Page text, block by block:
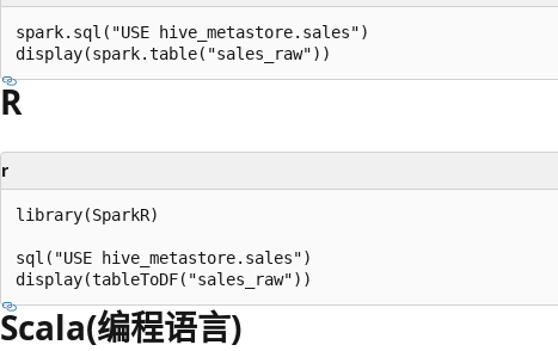
spark.sql("USE hive_metastore.sales")
R
r
library(SparkR)
sql("USE hive_metastore.sales")
Scala(编程语言)